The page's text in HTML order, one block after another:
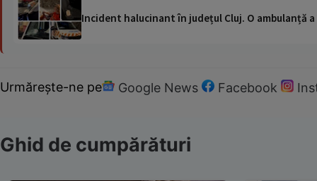
Incident halucinant în județul Cluj. O ambulanță
Urmărește-ne pe Google News Facebook
Ghid de cumpărături